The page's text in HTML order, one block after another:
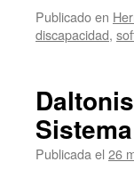
Publicado en
discapacidad,
Publicada el 26